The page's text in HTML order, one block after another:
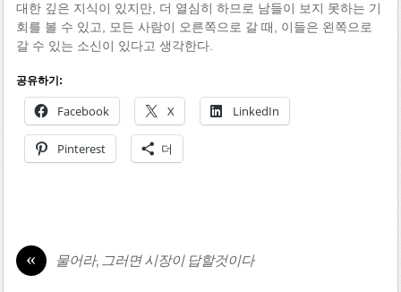
대한 깊은 지식이 있지만, 더 열심히 하므로 남들이 보지 못하는 기
회를 볼 수 있고, 모든 사람이 오른쪽으로 갈 때, 이들은 왼쪽으로
갈 수 있는 소신이 있다고 생각한다.
공유하기:
Facebook X LinkedIn
Pinterest 더
« 물어라, 그러면 시장이 답할것이다